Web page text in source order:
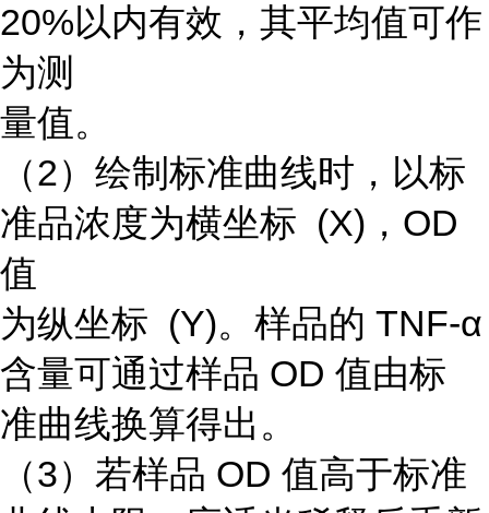
20%以内有效，其平均值可作
为测
量值。
（2）绘制标准曲线时，以标
准品浓度为横坐标 (X)，OD
值
为纵坐标 (Y)。样品的 TNF-α
含量可通过样品 OD 值由标
准曲线换算得出。
（3）若样品 OD 值高于标准